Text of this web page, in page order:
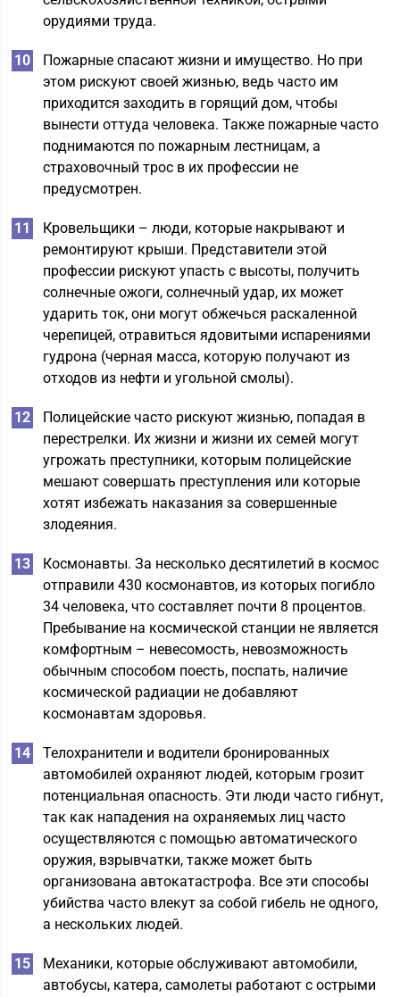
орудиями труда.
Пожарные спасают жизни и имущество. Но при
этом рискуют своей жизнью, ведь часто им
приходится заходить в горящий дом, чтобы
вынести оттуда человека. Также пожарные часто
поднимаются по пожарным лестницам, а
страховочный трос в их профессии не
предусмотрен.
Кровельщики – люди, которые накрывают и
ремонтируют крыши. Представители этой
профессии рискуют упасть с высоты, получить
солнечные ожоги, солнечный удар, их может
ударить ток, они могут обжечься раскаленной
черепицей, отравиться ядовитыми испарениями
гудрона (черная масса, которую получают из
отходов из нефти и угольной смолы).
Полицейские часто рискуют жизнью, попадая в
перестрелки. Их жизни и жизни их семей могут
угрожать преступники, которым полицейские
мешают совершать преступления или которые
хотят избежать наказания за совершенные
злодеяния.
Космонавты. За несколько десятилетий в космос
отправили 430 космонавтов, из которых погибло
34 человека, что составляет почти 8 процентов.
Пребывание на космической станции не является
комфортным – невесомость, невозможность
обычным способом поесть, поспать, наличие
космической радиации не добавляют
космонавтам здоровья.
Телохранители и водители бронированных
автомобилей охраняют людей, которым грозит
потенциальная опасность. Эти люди часто гибнут,
так как нападения на охраняемых лиц часто
осуществляются с помощью автоматического
оружия, взрывчатки, также может быть
организована автокатастрофа. Все эти способы
убийства часто влекут за собой гибель не одного,
а нескольких людей.
Механики, которые обслуживают автомобили,
автобусы, катера, самолеты работают с острыми